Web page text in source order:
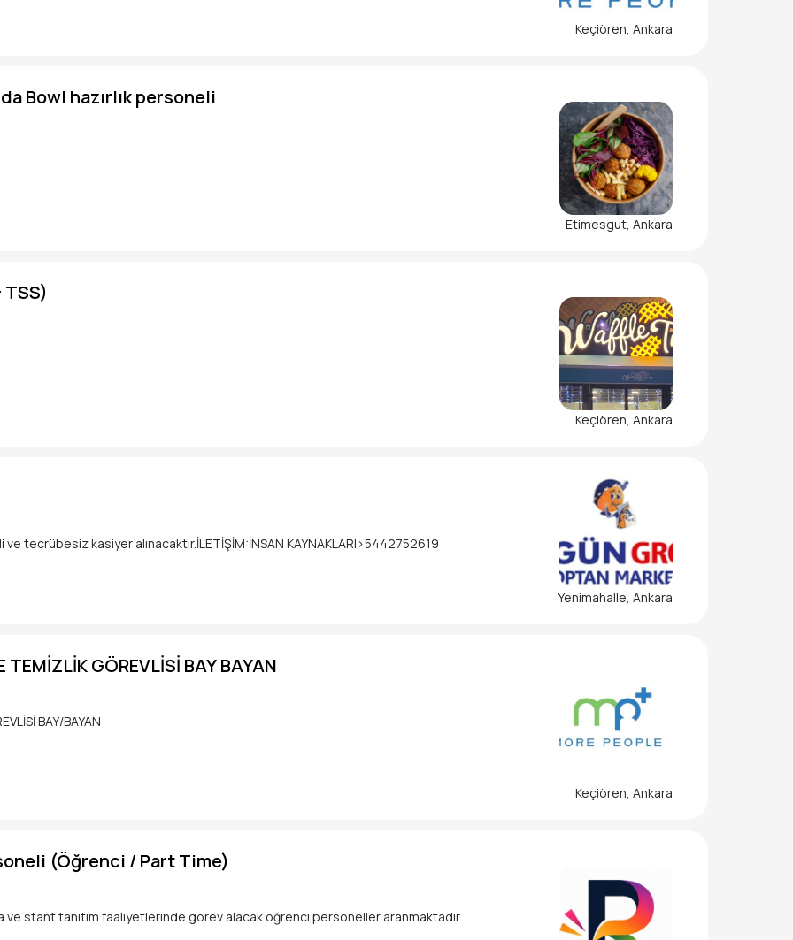
Keçiören, Ankara
Etimesgut, Ankara
Bowl hazırlık personeli
çalışmak üzere bowl hazırlık personeli arıyoruz.
Keçiören, Ankara
Yenimahalle, Ankara
tecrübesiz kasiyer alınacaktır.İLETİŞİM:İNSAN KAYNAKLARI>5442752619
Keçiören, Ankara
GÖREVLİSİ BAY BAYAN
BAY/BAYAN
(Öğrenci / Part Time)
ve stant tanıtım faaliyetlerinde görev alacak öğrenci personeller aranmaktadır.